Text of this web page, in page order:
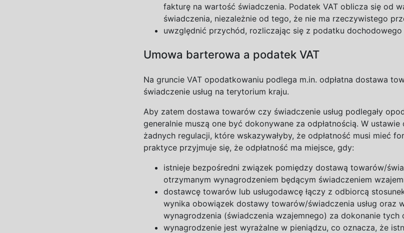
fakturę na wartość świadczenia. Podatek VAT oblicza się od
świadczenia, niezależnie od tego, że nie ma rzeczywistego
uwzględnić przychód, rozliczając się z podatku dochodowego
Umowa barterowa a podatek VAT
Na gruncie VAT opodatkowaniu podlega m.in. odpłatna dostawa
świadczenie usług na terytorium kraju.
Aby zatem dostawa towarów czy świadczenie usług podlegały
generalnie muszą one być dokonywane za odpłatnością. W ustawie
żadnych regulacji, które wskazywałyby, że odpłatność musi mieć
praktyce przyjmuje się, że odpłatność ma miejsce, gdy:
istnieje bezpośredni związek pomiędzy dostawą towarów/
otrzymanym wynagrodzeniem będącym świadczeniem
dostawcę towarów lub usługodawcę łączy z odbiorcą
wynika obowiązek dostawy towarów/świadczenia usług oraz
wynagrodzenia (świadczenia wzajemnego) za dokonanie tych
wynagrodzenie jest wyrażalne w pieniądzu, co oznacza, że